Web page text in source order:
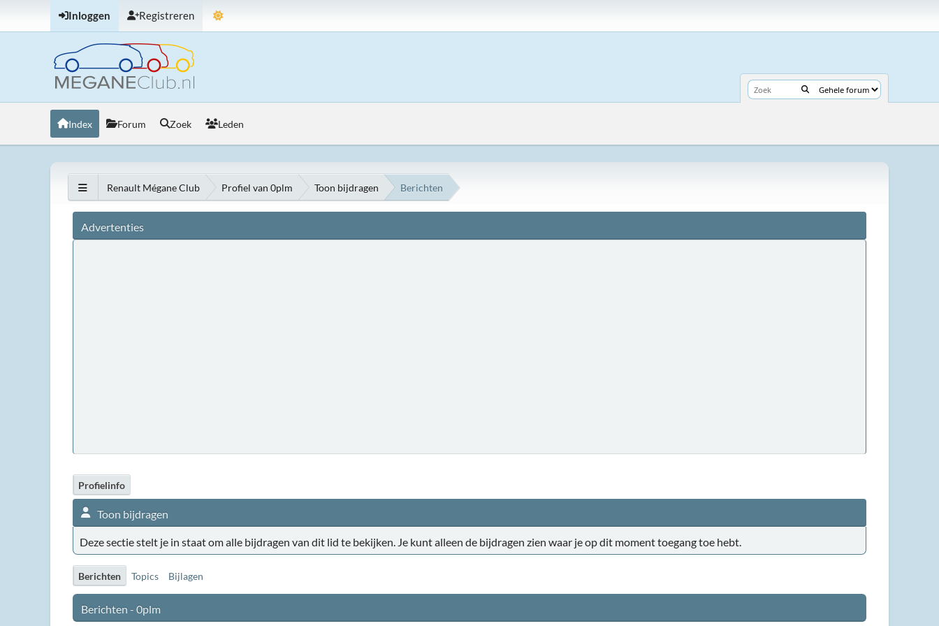
Inloggen Registreren
Index Forum Zoek Leden
Renault Mégane Club Profiel van 0plm Toon bijdragen Berichten
Advertenties
Profielinfo
Toon bijdragen
Deze sectie stelt je in staat om alle bijdragen van dit lid te bekijken. Je kunt alleen de bijdragen zien waar je op dit moment toegang toe hebt.
Berichten Topics Bijlagen
Berichten - 0plm